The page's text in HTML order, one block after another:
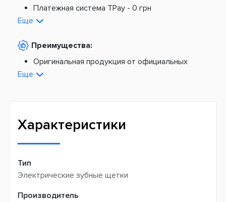
Платная доставка по Украине:
По тарифам Укрпочты
Платная доставка из Европы:
Новая почта -
Платежная система TPay - 0 грн
На расчетный счет -
Еще
Преимущества:
Оригинальная продукция от официальных
поставщиков
Еще
Характеристики
Тип
Электрические зубные щетки
Производитель